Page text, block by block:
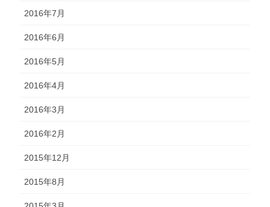
2016年7月
2016年6月
2016年5月
2016年4月
2016年3月
2016年2月
2015年12月
2015年8月